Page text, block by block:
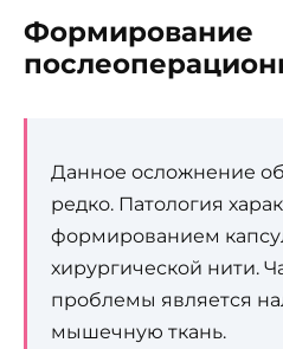
Формирование
Данное осложнение
редко. Патология
формированием
хирургической нити.
проблемы является
мышечную ткань.